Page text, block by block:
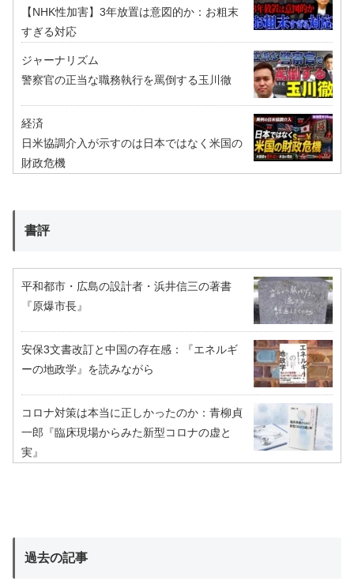
【NHK性加害】3年放置は意図的か：お粗末
すぎる対応
ジャーナリズム
警察官の正当な職務執行を罵倒する玉川徹
経済
日米協調介入が示すのは日本ではなく米国の
財政危機
書評
平和都市・広島の設計者・浜井信三の著書
『原爆市長』
安保3文書改訂と中国の存在感：『エネルギ
ーの地政学』を読みながら
コロナ対策は本当に正しかったのか：青柳貞
一郎『臨床現場からみた新型コロナの虚と
実』
過去の記事